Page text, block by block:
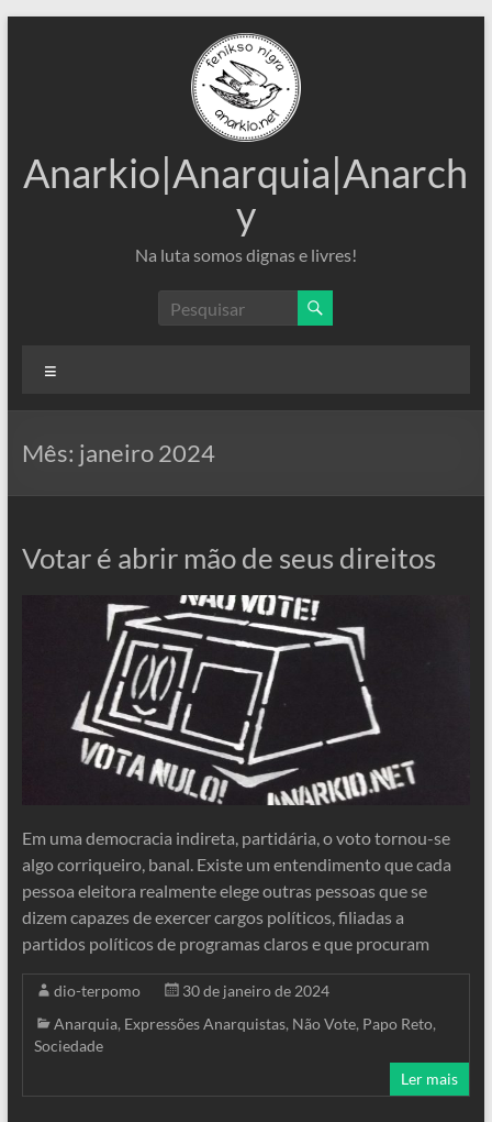
Anarkio|Anarquia|Anarch
y
Na luta somos dignas e livres!
Mês: janeiro 2024
Votar é abrir mão de seus direitos
Em uma democracia indireta, partidária, o voto tornou-se
algo corriqueiro, banal. Existe um entendimento que cada
pessoa eleitora realmente elege outras pessoas que se
dizem capazes de exercer cargos políticos, filiadas a
partidos políticos de programas claros e que procuram
dio-terpomo
30 de janeiro de 2024
Anarquia, Expressões Anarquistas, Não Vote, Papo Reto,
Sociedade
Ler mais